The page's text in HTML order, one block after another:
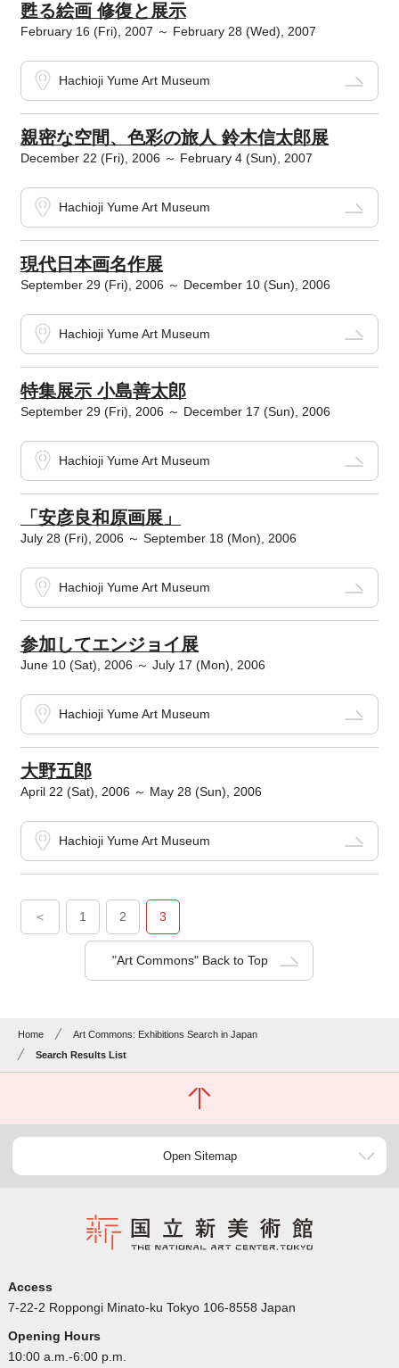
甦る絵画 修復と展示
February 16 (Fri), 2007 ～ February 28 (Wed), 2007
Hachioji Yume Art Museum
親密な空間、色彩の旅人 鈴木信太郎展
December 22 (Fri), 2006 ～ February 4 (Sun), 2007
Hachioji Yume Art Museum
現代日本画名作展
September 29 (Fri), 2006 ～ December 10 (Sun), 2006
Hachioji Yume Art Museum
特集展示 小島善太郎
September 29 (Fri), 2006 ～ December 17 (Sun), 2006
Hachioji Yume Art Museum
「安彦良和原画展」
July 28 (Fri), 2006 ～ September 18 (Mon), 2006
Hachioji Yume Art Museum
参加してエンジョイ展
June 10 (Sat), 2006 ～ July 17 (Mon), 2006
Hachioji Yume Art Museum
大野五郎
April 22 (Sat), 2006 ～ May 28 (Sun), 2006
Hachioji Yume Art Museum
＜ 1 2 3
"Art Commons" Back to Top
Home
Art Commons: Exhibitions Search in Japan
Search Results List
Open Sitemap
Access
7-22-2 Roppongi Minato-ku Tokyo 106-8558 Japan
Opening Hours
10:00 a.m.-6:00 p.m.